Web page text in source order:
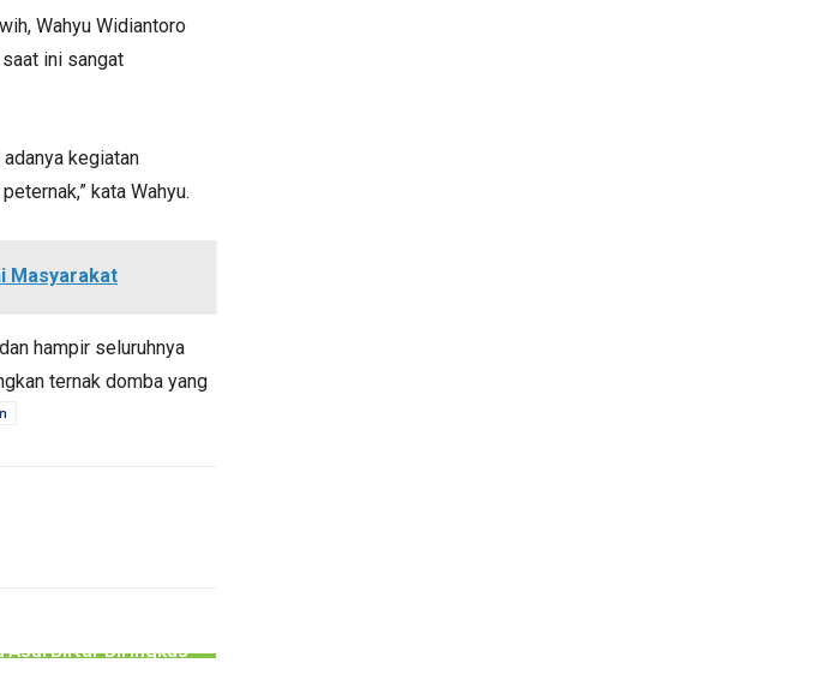
Wahyu Widiantoro
ini sangat
kegiatan
kata Wahyu.
Masyarakat
hampir seluruhnya
ternak domba yang
Asal Blitar Diringkus